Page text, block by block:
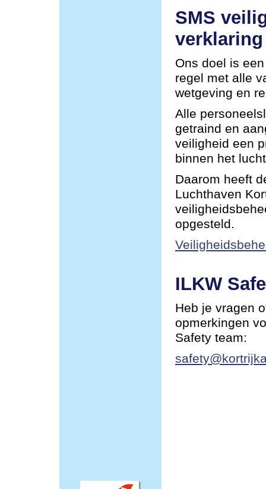
SMS
verklaring
Ons doel is
regel met alle
wetgeving en
Alle
getraind en
veiligheid een
binnen het
Daarom heeft
Luchthaven
opgesteld.
ILKW
Heb je vragen
opmerkingen
Safety team: